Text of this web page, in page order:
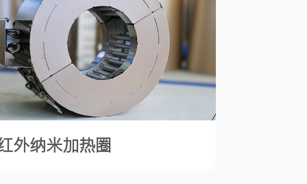
外纳米加热圈